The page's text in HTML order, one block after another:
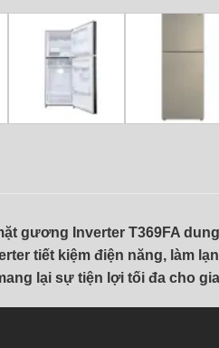
gương Inverter T369FA
tiết kiệm điện năng, làm
lại sự tiện lợi tối đa cho